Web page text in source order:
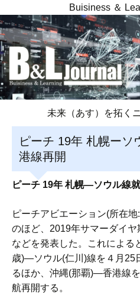
Buisiness ＆
未来（あす）を拓く
ピーチ 19年 札幌ーソ
港線再開
ピーチ 19年 札幌―ソウル線
ピーチアビエーション(所在
のほど、2019年サマーダイ
などを発表した。これによる
歳)―ソウル(仁川)線を４月25
るほか、沖縄(那覇)―香港線
航再開する。